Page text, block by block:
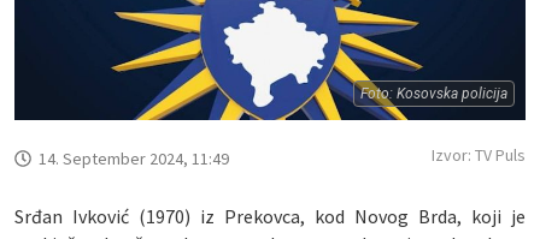
Foto: Kosovska policija
14. September 2024, 11:49 Izvor: TV Puls
Srđan Ivković (1970) iz Prekovca, kod Novog Brda, koji je